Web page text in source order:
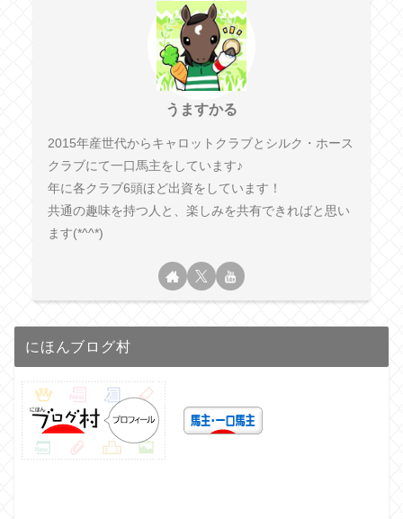
うますかる
2015年産世代からキャロットクラブとシルク・ホース
クラブにて一口馬主をしています♪
年に各クラブ6頭ほど出資をしています！
共通の趣味を持つ人と、楽しみを共有できればと思い
ます(*^^*)
にほんブログ村